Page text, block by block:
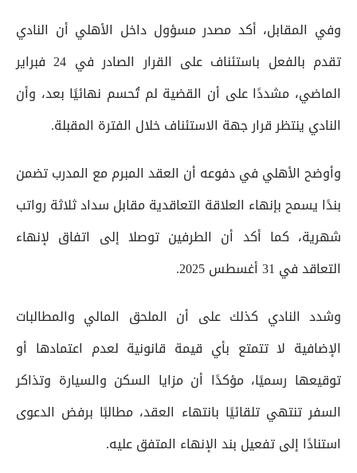
وفي المقابل، أكد مصدر مسؤول داخل الأهلي أن النادي
تقدم بالفعل باستئناف على القرار الصادر في 24 فبراير
الماضي، مشددًا على أن القضية لم تُحسم نهائيًا بعد، وأن
النادي ينتظر قرار جهة الاستئناف خلال الفترة المقبلة.
وأوضح الأهلي في دفوعه أن العقد المبرم مع المدرب تضمن
بندًا يسمح بإنهاء العلاقة التعاقدية مقابل سداد ثلاثة رواتب
شهرية، كما أكد أن الطرفين توصلا إلى اتفاق لإنهاء
التعاقد في 31 أغسطس 2025.
وشدد النادي كذلك على أن الملحق المالي والمطالبات
الإضافية لا تتمتع بأي قيمة قانونية لعدم اعتمادها أو
توقيعها رسميًا، مؤكدًا أن مزايا السكن والسيارة وتذاكر
السفر تنتهي تلقائيًا بانتهاء العقد، مطالبًا برفض الدعوى
استنادًا إلى تفعيل بند الإنهاء المتفق عليه.